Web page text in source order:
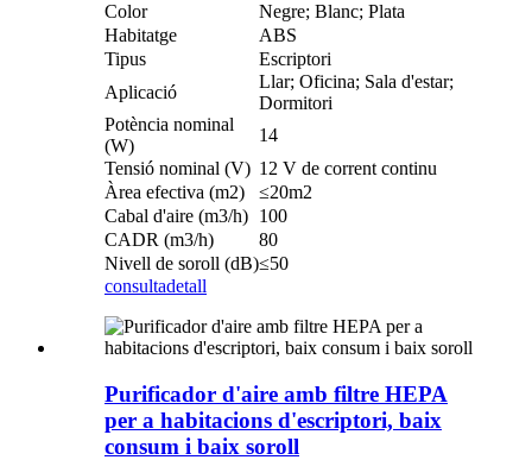
Color
Negre; Blanc; Plata
Habitatge
ABS
Tipus
Escriptori
Aplicació
Llar; Oficina; Sala d'estar;
Dormitori
Potència nominal
(W)
14
Tensió nominal (V) 12 V de corrent continu
Àrea efectiva (m2)
≤20m2
Cabal d'aire (m3/h) 100
CADR (m3/h)
80
Nivell de soroll (dB)≤50
consultadetall
Purificador d'aire amb filtre HEPA
per a habitacions d'escriptori, baix
consum i baix soroll